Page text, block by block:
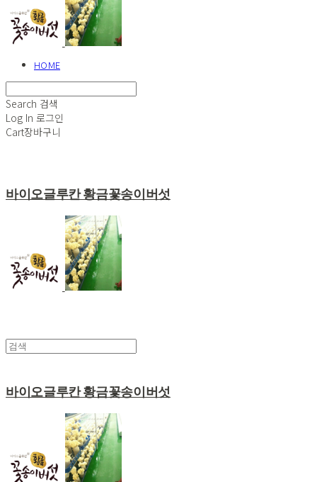
HOME
Search 검색
Log In 로그인
Cart장바구니
바이오글루칸 황금꽃송이버섯
바이오글루칸 황금꽃송이버섯